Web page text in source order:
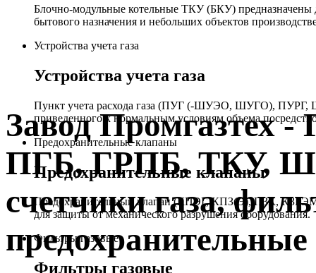
Блочно-модульные котельные ТКУ (БКУ) предназначены
бытового назначения и небольших объектов
Устройства учета газа
Устройства учета газа
Пункт учета расхода газа (ПУГ (-ШУЭО, ШУГО), ПУРГ,
приведенного к нормальным условиям объема
Предохранительные клапаны
Предохранительные клапаны
Предохранительный клапан (КПЭГ, КПЗ(Э), ПЗК,
для защиты от механического разрушения оборудования.
Фильтры газовые
Фильтры газовые
Завод
ПГБ, ГРПБ, ТКУ,
счетчики газа,